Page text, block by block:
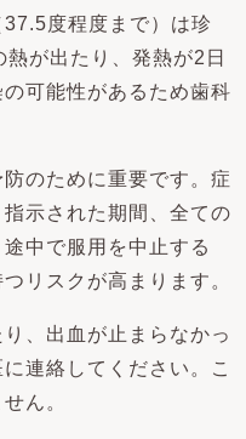
度程度まで）は珍
が出たり、発熱が2日
可能性があるため歯科
のために重要です。症
示された期間、全ての
中で服用を中止する
リスクが高まります。
、出血が止まらなかっ
連絡してください。こ
ん。